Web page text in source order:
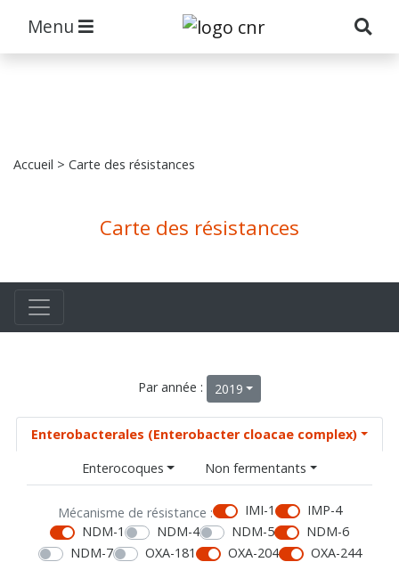
Menu
Accueil > Carte des résistances
Carte des résistances
Par année : 2019
Enterobacterales (Enterobacter cloacae complex)
Enterocoques
Non fermentants
Mécanisme de résistance : IMI-1
IMP-4
NDM-1
NDM-4 NDM-5
NDM-6
NDM-7
OXA-181 OXA-204
OXA-244